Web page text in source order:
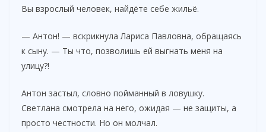
Вы взрослый человек, найдёте себе жильё.
— Антон! — вскрикнула Лариса Павловна, обращаясь
к сыну. — Ты что, позволишь ей выгнать меня на
улицу?!
Антон застыл, словно пойманный в ловушку.
Светлана смотрела на него, ожидая — не защиты, а
просто честности. Но он молчал.